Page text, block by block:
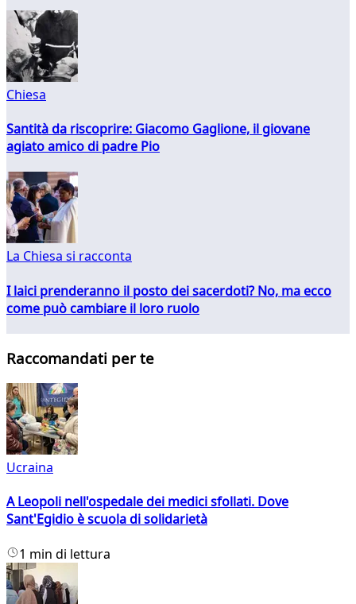
Chiesa
Santità da riscoprire: Giacomo Gaglione, il giovane
agiato amico di padre Pio
La Chiesa si racconta
I laici prenderanno il posto dei sacerdoti? No, ma ecco
come può cambiare il loro ruolo
Raccomandati per te
Ucraina
A Leopoli nell'ospedale dei medici sfollati. Dove
Sant'Egidio è scuola di solidarietà
1 min di lettura